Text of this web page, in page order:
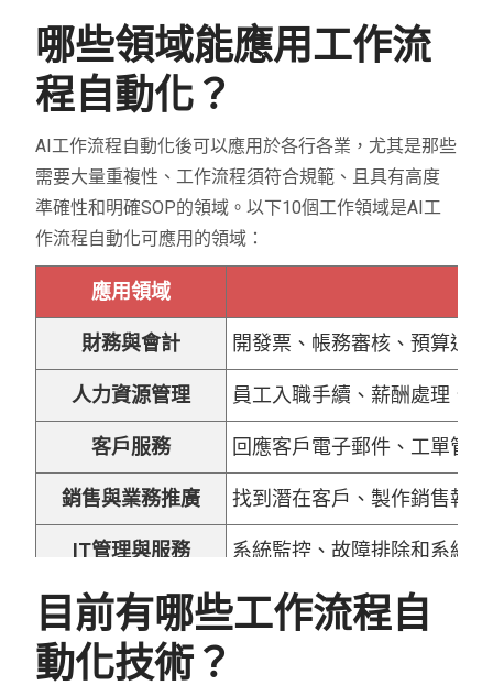
哪些領域能應用工作流
程自動化？
AI工作流程自動化後可以應用於各行各業，尤其是那些
需要大量重複性、工作流程須符合規範、且具有高度
準確性和明確SOP的領域。以下10個工作領域是AI工
作流程自動化可應用的領域：
應用領域
財務與會計 開發票、帳務審核、預算追
人力資源管理 員工入職手續、薪酬處理、
客戶服務 回應客戶電子郵件、工單管
銷售與業務推廣 找到潛在客戶、製作銷售報
IT管理與服務 系統監控、故障排除和系統
醫療保健 病歷管理、醫療費用結算、
法律諮詢與契約管理
目前有哪些工作流程自
動化技術？